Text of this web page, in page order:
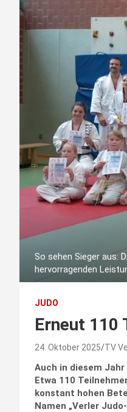
So sehen Sieger aus:
hervorragenden
JUDO
Erneut 110
24. Oktober 2025 TV
Auch in diesem
Etwa 110
konstant hohen
Namen „Verler